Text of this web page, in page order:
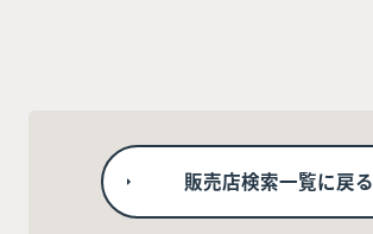
販売店検索一覧に戻る